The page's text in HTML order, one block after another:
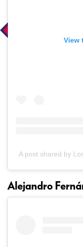
View
A post shared by
Alejandro